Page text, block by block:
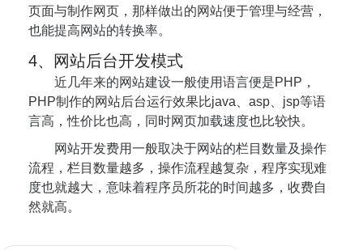
页面与制作网页，那样做出的网站便于管理与经营，
也能提高网站的转换率。
4、网站后台开发模式
近几年来的网站建设一般使用语言便是PHP，
PHP制作的网站后台运行效果比java、asp、jsp等语
言高，性价比也高，同时网页加载速度也比较快。
网站开发费用一般取决于网站的栏目数量及操作
流程，栏目数量越多，操作流程越复杂，程序实现难
度也就越大，意味着程序员所花的时间越多，收费自
然就高。